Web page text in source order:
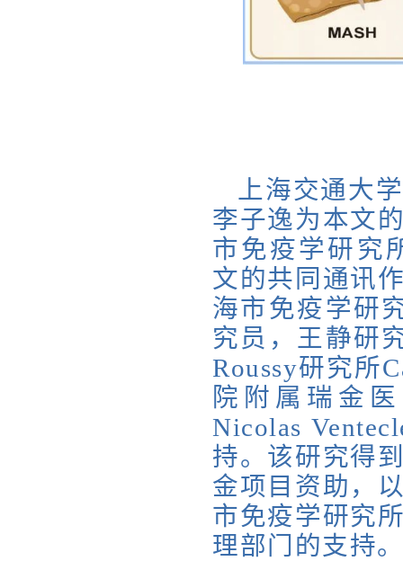
上海交通大
李子逸为本文
市免疫学研究
文的共同通讯
海市免疫学研
究员，王静研
Roussy研究所
院附属瑞金
Nicolas
持。 该研究得
金项目资助，
市免疫学研究
理部门的支持